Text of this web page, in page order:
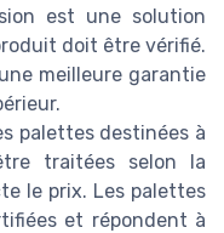
est une solution
doit être vérifié.
meilleure garantie
palettes destinées à
traitées selon la
le prix. Les palettes
et répondent à